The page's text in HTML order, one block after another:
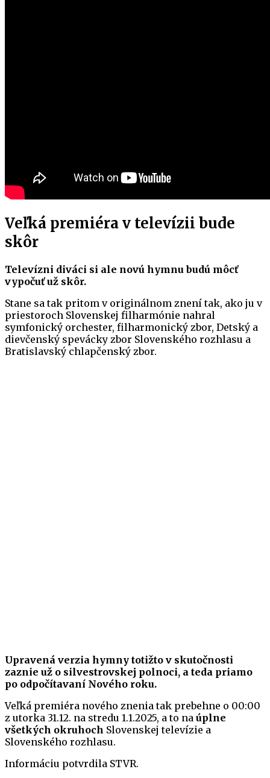
Veľká premiéra v televízii bude
skôr
Televízni diváci si ale novú hymnu budú môcť
vypočuť už skôr.
Stane sa tak pritom v originálnom znení tak, ako ju v
priestoroch Slovenskej filharmónie nahral
symfonický orchester, filharmonický zbor, Detský a
dievčenský spevácky zbor Slovenského rozhlasu a
Bratislavský chlapčenský zbor.
Upravená verzia hymny totižto v skutočnosti
zaznie už o silvestrovskej polnoci, a teda priamo
po odpočítavaní Nového roku.
Veľká premiéra nového znenia tak prebehne o 00:00
z utorka 31.12. na stredu 1.1.2025, a to na úplne
všetkých okruhoch Slovenskej televízie a
Slovenského rozhlasu.
Informáciu potvrdila STVR.